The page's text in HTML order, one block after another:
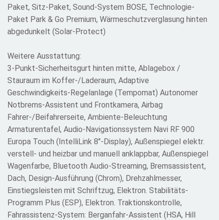
Paket, Sitz-Paket, Sound-System BOSE, Technologie-
Paket Park & Go Premium, Wärmeschutzverglasung hinten
abgedunkelt (Solar-Protect)
Weitere Ausstattung:
3-Punkt-Sicherheitsgurt hinten mitte, Ablagebox /
Stauraum im Koffer-/Laderaum, Adaptive
Geschwindigkeits-Regelanlage (Tempomat) Autonomer
Notbrems-Assistent und Frontkamera, Airbag
Fahrer-/Beifahrerseite, Ambiente-Beleuchtung
Armaturentafel, Audio-Navigationssystem Navi RF 900
Europa Touch (IntelliLink 8"-Display), Außenspiegel elektr.
verstell- und heizbar und manuell anklappbar, Außenspiegel
Wagenfarbe, Bluetooth Audio-Streaming, Bremsassistent,
Dach, Design-Ausführung (Chrom), Drehzahlmesser,
Einstiegsleisten mit Schriftzug, Elektron. Stabilitäts-
Programm Plus (ESP), Elektron. Traktionskontrolle,
Fahrassistenz-System: Berganfahr-Assistent (HSA, Hill